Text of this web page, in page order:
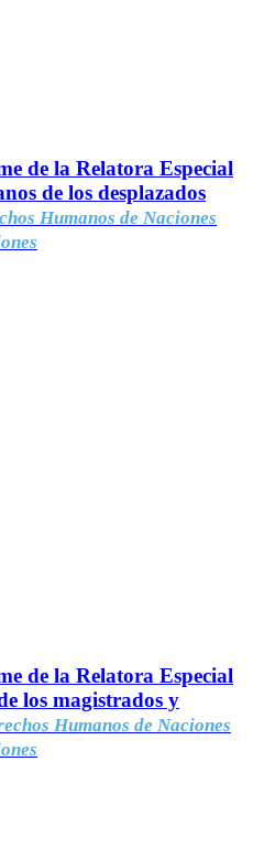
de la Relatora Especial
de los desplazados
Humanos de Naciones
de la Relatora Especial
los magistrados y
Humanos de Naciones